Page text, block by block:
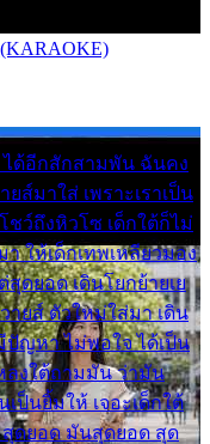
ได้อีกสักสามพัน ฉันคง
ส์มาใส่ เพราะเราเป็น
ชว์ถึงหิวโซ เด็กใต้ก็ไม่
ให้เด็กเทพเหลียวมอง
ดยอด เดินโยกย้ายเย
ายส์ ตัวใหม่ใส่มา เดิน
ญหา ไม่พอใจ ได้เป็น
ลงใต้ถามมัน ว่ามัน
ป็นยิ้มให้ เจอะเด็กใต้
สุดยอด มันสุดยอด สุด